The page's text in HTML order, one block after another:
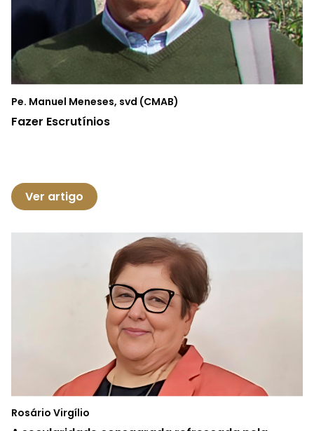
Pe. Manuel Meneses, svd (CMAB)
Fazer Escrutínios
Ver artigo
Rosário Virgílio